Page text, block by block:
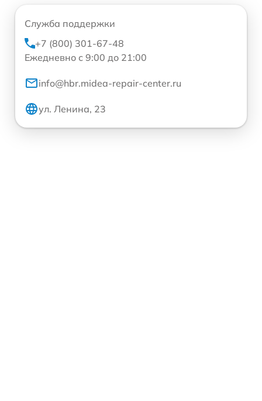
Служба поддержки
+7 (800) 301-67-48
Ежедневно с 9:00 до 21:00
info@hbr.midea-repair-center.ru
ул. Ленина, 23